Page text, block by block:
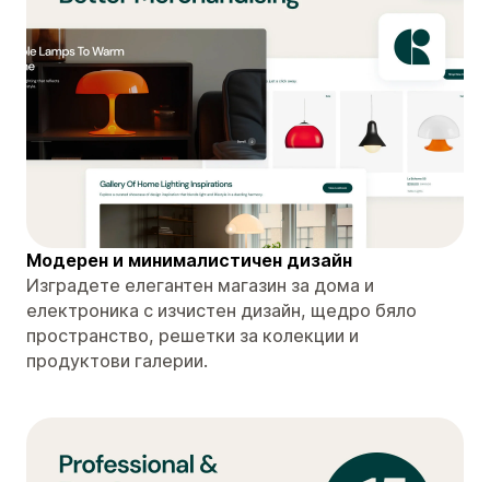
Модерен и минималистичен дизайн
Изградете елегантен магазин за дома и
електроника с изчистен дизайн, щедро бяло
пространство, решетки за колекции и
продуктови галерии.